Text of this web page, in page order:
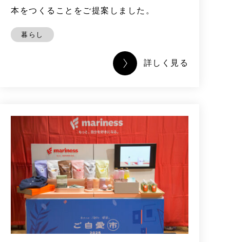
本をつくることをご提案しました。
暮らし
詳しく見る